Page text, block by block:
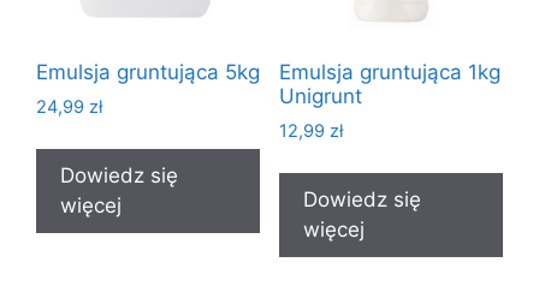
Emulsja gruntująca 5kg
24,99 zł
Dowiedz się
więcej
Emulsja gruntująca 1kg
Unigrunt
12,99 zł
Dowiedz się
więcej